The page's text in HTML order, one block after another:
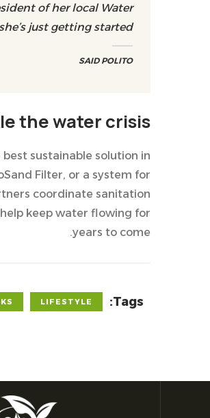
of her local Water
just getting started.
SAID POLITO
the water crisis?
sustainable solution in
Filter, or a system for
coordinate sanitation
keep water flowing for
years to come.
Tags:
LIFESTYLE